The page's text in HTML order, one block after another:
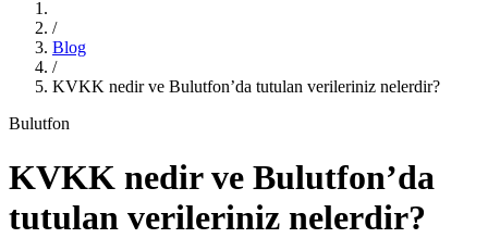
/
Blog
/
KVKK nedir ve Bulutfon’da tutulan verileriniz nelerdir?
Bulutfon
KVKK nedir ve Bulutfon’da
tutulan verileriniz nelerdir?